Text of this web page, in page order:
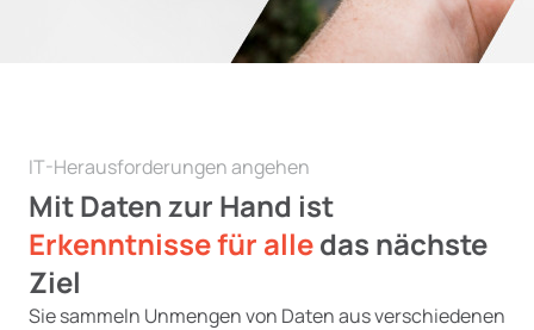
IT-Herausforderungen angehen
Mit Daten zur Hand ist
Erkenntnisse für alledas nächste
Ziel
Sie sammeln Unmengen von Daten aus verschiedenen